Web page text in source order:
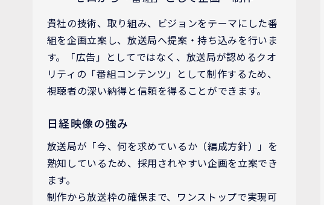
貴社の技術、取り組み、ビジョンをテーマにした番
組を企画立案し、放送局へ提案・持ち込みを行いま
す。「広告」としてではなく、放送局が認めるクオ
リティの「番組コンテンツ」として制作するため、
視聴者の深い納得と信頼を得ることができます。
日経映像の強み
放送局が「今、何を求めているか（編成方針）」を
熟知しているため、採用されやすい企画を立案でき
ます。
制作から放送枠の確保まで、ワンストップで実現可